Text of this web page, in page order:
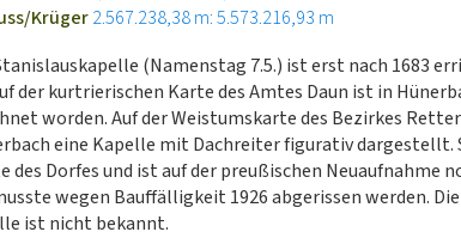
Krüger2.567.238,38 m: 5.573.216,93 m
(Namenstag 7.5.) ist erst nach 1683
der kurtrierischen Karte des Amtes Daun ist in
worden. Auf der Weistumskarte des Bezirkes
eine Kapelle mit Dachreiter figurativ dargestellt.
des Dorfes und ist auf der preußischen Neuaufnahme
wegen Bauffälligkeit 1926 abgerissen werden.
ist nicht bekannt.